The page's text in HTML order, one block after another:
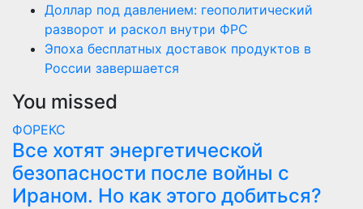
Доллар под давлением: геополитический
разворот и раскол внутри ФРС
Эпоха бесплатных доставок продуктов в
России завершается
You missed
ФОРЕКС
Все хотят энергетической
безопасности после войны с
Ираном. Но как этого добиться?